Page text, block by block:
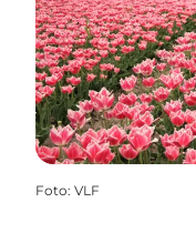
Foto: VLF